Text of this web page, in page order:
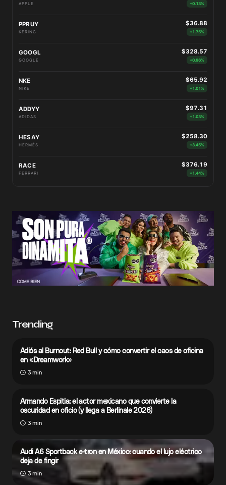
APPLE +0.13%
PPRUY
KERING
$36.88
+1.75%
GOOGL
GOOGLE
$328.57
+0.96%
NKE
NIKE
$65.92
+1.01%
ADDYY
ADIDAS
$97.31
+1.03%
HESAY
HERMÈS
$258.30
+3.45%
RACE
FERRARI
$376.19
+1.44%
Trending
Adiós al Burnout: Red Bull y cómo convertir el caos de oficina
en «Dreamwork»
3 min
Armando Espitia: el actor mexicano que convierte la
oscuridad en oficio (y llega a Berlinale 2026)
3 min
Audi A6 Sportback e-tron en México: cuando el lujo eléctrico
deja de fingir
3 min